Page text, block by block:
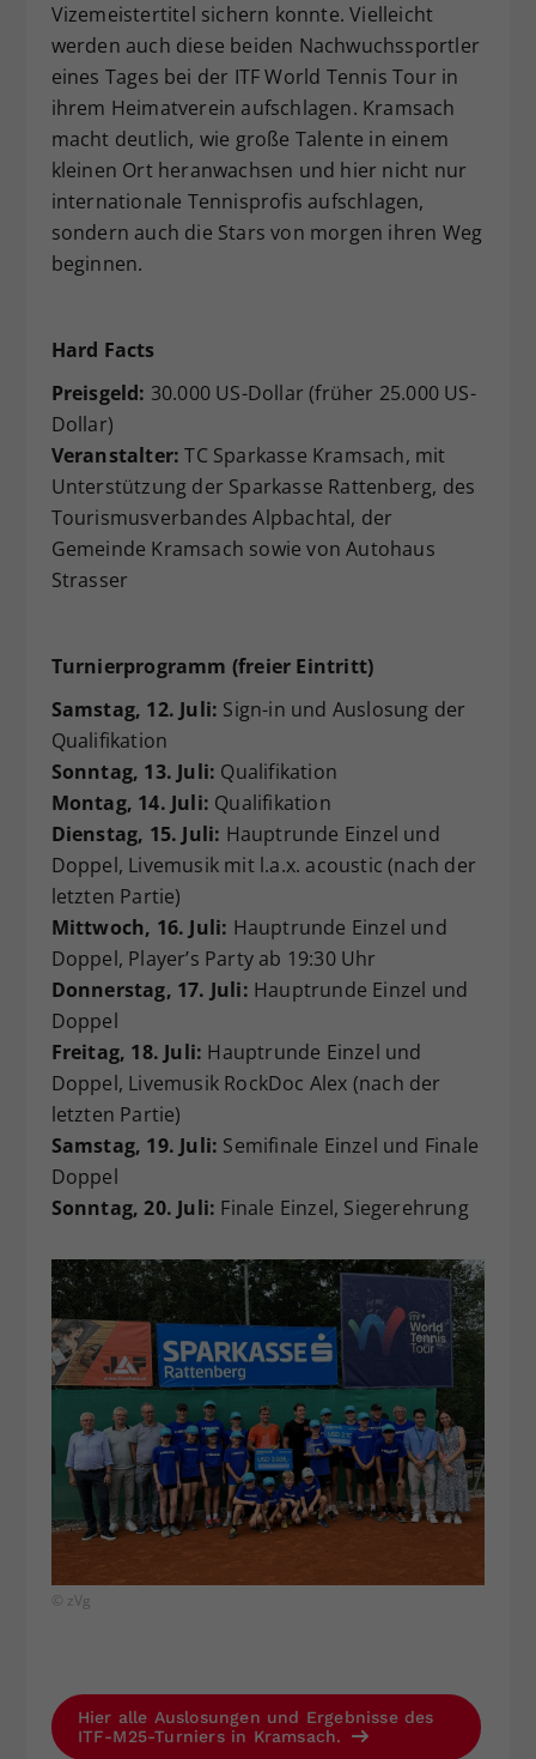
Vizemeistertitel sichern konnte. Vielleicht
werden auch diese beiden Nachwuchssportler
eines Tages bei der ITF World Tennis Tour in
ihrem Heimatverein aufschlagen. Kramsach
macht deutlich, wie große Talente in einem
kleinen Ort heranwachsen und hier nicht nur
internationale Tennisprofis aufschlagen,
sondern auch die Stars von morgen ihren Weg
beginnen.
Hard Facts
Preisgeld: 30.000 US-Dollar (früher 25.000 US-
Dollar)
Veranstalter: TC Sparkasse Kramsach, mit
Unterstützung der Sparkasse Rattenberg, des
Tourismusverbandes Alpbachtal, der
Gemeinde Kramsach sowie von Autohaus
Strasser
Turnierprogramm (freier Eintritt)
Samstag, 12. Juli: Sign-in und Auslosung der
Qualifikation
Sonntag, 13. Juli: Qualifikation
Montag, 14. Juli: Qualifikation
Dienstag, 15. Juli: Hauptrunde Einzel und
Doppel, Livemusik mit l.a.x. acoustic (nach der
letzten Partie)
Mittwoch, 16. Juli: Hauptrunde Einzel und
Doppel, Player’s Party ab 19:30 Uhr
Donnerstag, 17. Juli: Hauptrunde Einzel und
Doppel
Freitag, 18. Juli: Hauptrunde Einzel und
Doppel, Livemusik RockDoc Alex (nach der
letzten Partie)
Samstag, 19. Juli: Semifinale Einzel und Finale
Doppel
Sonntag, 20. Juli: Finale Einzel, Siegerehrung
© zVg
Hier alle Auslosungen und Ergebnisse des
ITF-M25-Turniers in Kramsach.